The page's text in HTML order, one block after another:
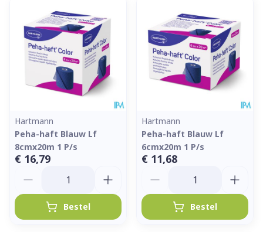
Hartmann
Peha-haft Blauw Lf
8cmx20m 1 P/s
€ 16,79
Bestel
Hartmann
Peha-haft Blauw Lf
6cmx20m 1 P/s
€ 11,68
Bestel